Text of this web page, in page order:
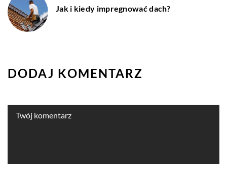
Jak i kiedy impregnować dach?
DODAJ KOMENTARZ